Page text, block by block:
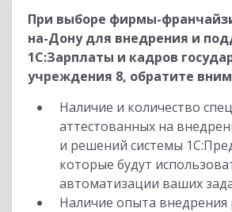
При выборе фирмы-
на-Дону для внедрения и
1С:Зарплаты и кадров
учреждения 8, обратите
Наличие и количество
аттестованных на
и решений системы
которые будут
автоматизации ваших
Наличие опыта